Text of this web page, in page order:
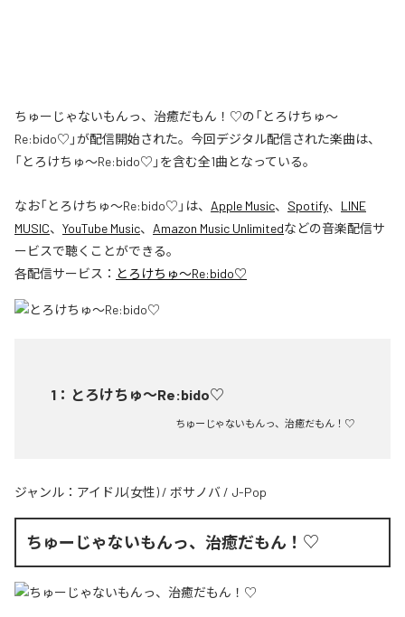
ちゅーじゃないもんっ、治癒だもん！♡の「とろけちゅ〜
Re:bido♡」が配信開始された。今回デジタル配信された楽曲は、
「とろけちゅ〜Re:bido♡」を含む全1曲となっている。
なお「とろけちゅ〜Re:bido♡ 」は、 Apple Music、 Spotify、 LINE
MUSIC、 YouTube Music、 Amazon Music Unlimitedなどの音楽配信サ
ービスで聴くことができる。
各配信サービス： とろけちゅ〜Re:bido♡
1 ： とろけちゅ〜Re:bido♡
ちゅーじゃないもんっ、治癒だもん！♡
ジャンル： アイドル(女性) / ボサノバ / J-Pop
ちゅーじゃないもんっ、治癒だもん！♡